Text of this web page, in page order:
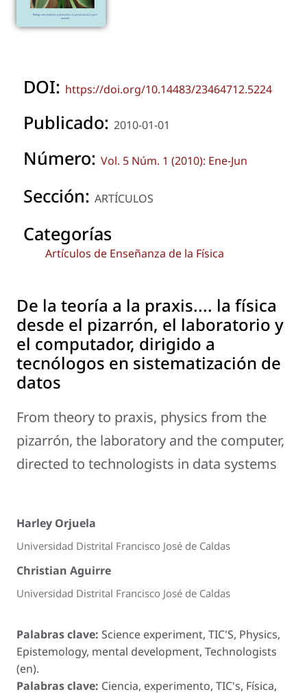
DOI: https://doi.org/10.14483/23464712.5224
Publicado: 2010-01-01
Número: Vol. 5 Núm. 1 (2010): Ene-Jun
Sección: ARTÍCULOS
Categorías
Artículos de Enseñanza de la Física
De la teoría a la praxis.... la física
desde el pizarrón, el laboratorio y
el computador, dirigido a
tecnólogos en sistematización de
datos
From theory to praxis, physics from the
pizarrón, the laboratory and the computer,
directed to technologists in data systems
Harley Orjuela
Universidad Distrital Francisco José de Caldas
Christian Aguirre
Universidad Distrital Francisco José de Caldas
Palabras clave: Science experiment, TIC'S, Physics,
Epistemology, mental development, Technologists
(en).
Palabras clave: Ciencia, experimento, TIC's, Física,